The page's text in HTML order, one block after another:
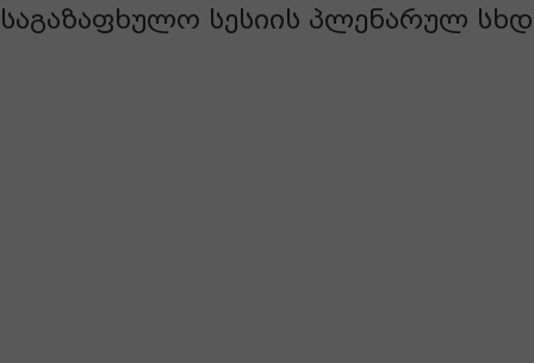
საგაზაფხულო სესიის პლენარულ